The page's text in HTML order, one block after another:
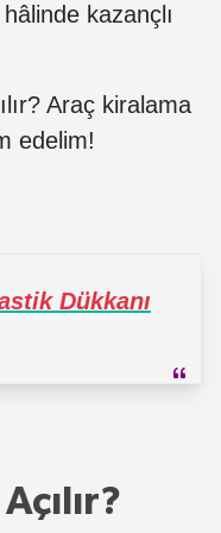
kazançlı
Araç kiralama
edelim!
Dükkanı